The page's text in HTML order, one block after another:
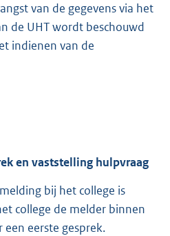
van de gegevens via het
de UHT wordt beschouwd
indienen van de
en vaststelling hulpvraag
bij het college is
college de melder binnen
eerste gesprek.